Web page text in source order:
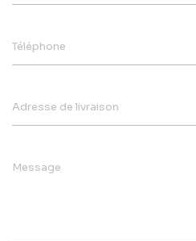
Téléphone
Adresse de livraison
Message